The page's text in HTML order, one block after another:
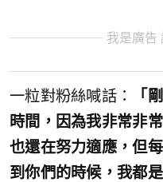
我是廣告
一粒對粉絲喊話：
「
時間，因為我非常非
也還在努力適應，但
到你們的時候，我都